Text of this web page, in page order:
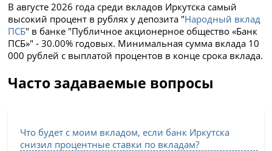
В августе 2026 года среди вкладов Иркутска самый
высокий процент в рублях у депозита "Народный вклад
ПСБ" в банке "Публичное акционерное общество «Банк
ПСБ»" - 30.00% годовых. Минимальная сумма вклада 10
000 рублей с выплатой процентов в конце срока вклада.
Часто задаваемые вопросы
Что будет с моим вкладом, если банк Иркутска
снизил процентные ставки по вкладам?